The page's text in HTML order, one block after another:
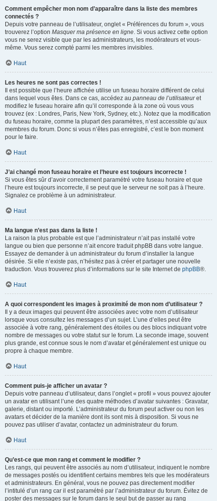
Comment empêcher mon nom d’apparaître dans la liste des membres
connectés ?
Depuis votre panneau de l’utilisateur, onglet « Préférences du forum », vous
trouverez l’option Masquer ma présence en ligne. Si vous activez cette option
vous ne serez visible que par les administrateurs, les modérateurs et vous-
même. Vous serez compté parmi les membres invisibles.
Haut
Les heures ne sont pas correctes !
Il est possible que l’heure affichée utilise un fuseau horaire différent de celui
dans lequel vous êtes. Dans ce cas, accédez au panneau de l’utilisateuret
modifiez le fuseau horaire afin qu’il corresponde à la zone où vous vous
trouvez (ex : Londres, Paris, New York, Sydney, etc.). Notez que la modification
du fuseau horaire, comme la plupart des paramètres, n’est accessible qu’aux
membres du forum. Donc si vous n’êtes pas enregistré, c’est le bon moment
pour le faire.
Haut
J’ai changé mon fuseau horaire et l’heure est toujours incorrecte !
Si vous êtes sûr d’avoir correctement paramétré votre fuseau horaire et que
l’heure est toujours incorrecte, il se peut que le serveur ne soit pas à l’heure.
Signalez ce problème à un administrateur.
Haut
Ma langue n’est pas dans la liste !
La raison la plus probable est que l’administrateur n’ait pas installé votre
langue ou bien que personne n’ait encore traduit phpBB dans votre langue.
Essayez de demander à un administrateur du forum d’installer la langue
désirée. Si elle n’existe pas, n’hésitez pas à créer et partager une nouvelle
traduction. Vous trouverez plus d’informations sur le site Internet de phpBB®.
Haut
A quoi correspondent les images à proximité de mon nom d’utilisateur ?
Il y a deux images qui peuvent être associées avec votre nom d’utilisateur
lorsque vous consultez les messages d’un sujet. L’une d’elles peut être
associée à votre rang, généralement des étoiles ou des blocs indiquant votre
nombre de messages ou votre statut sur le forum. La seconde image, souvent
plus grande, est connue sous le nom d’avatar et généralement est unique ou
propre à chaque membre.
Haut
Comment puis-je afficher un avatar ?
Depuis votre panneau d’utilisateur, dans l’onglet « profil » vous pouvez ajouter
un avatar en utilisant l’une des quatre méthodes d’avatar suivantes : Gravatar,
galerie, distant ou importé. L’administrateur du forum peut activer ou non les
avatars et décider de la manière dont ils sont mis à disposition. Si vous ne
pouvez pas utiliser d’avatar, contactez un administrateur du forum.
Haut
Qu’est-ce que mon rang et comment le modifier ?
Les rangs, qui peuvent être associés au nom d’utilisateur, indiquent le nombre
de messages postés ou identifient certains membres tels que les modérateurs
et administrateurs. En général, vous ne pouvez pas directement modifier
l’intitulé d’un rang car il est paramétré par l’administrateur du forum. Évitez de
poster des messages sur le forum dans le seul but de passer au rang